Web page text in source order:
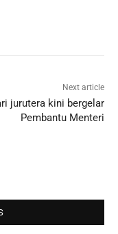
Next article
jurutera kini bergelar
Pembantu Menteri